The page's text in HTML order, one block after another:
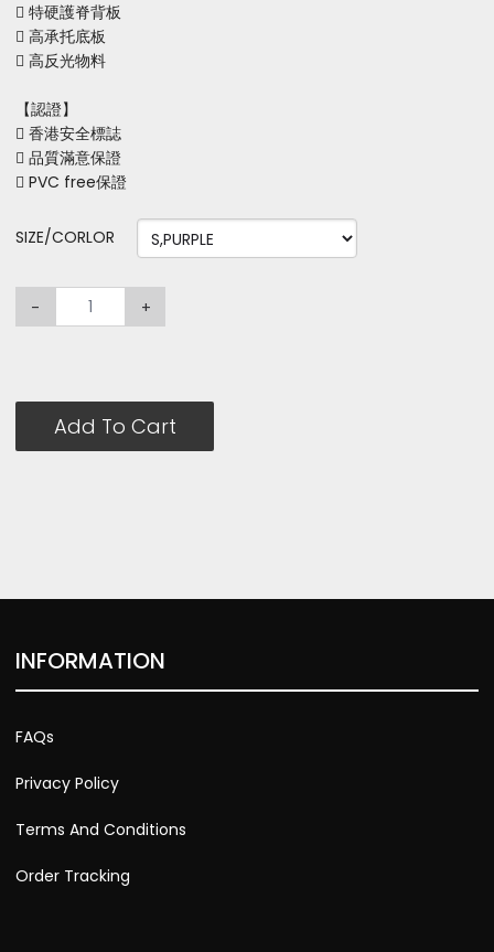
 特硬護脊背板
 高承托底板
 高反光物料
【認證】
 香港安全標誌
 品質滿意保證
 PVC free保證
SIZE/CORLOR
- +
Add To Cart
INFORMATION
FAQs
Privacy Policy
Terms And Conditions
Order Tracking